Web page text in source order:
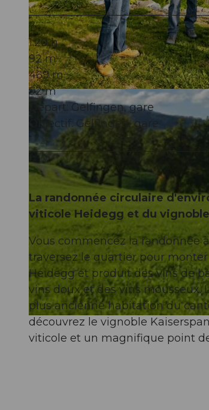
© Seetal Tourismus, Christian Perret, Luzern Tourismus
© Seetal Tourismus, Seetal Tourismus
1:20 h
92 m
469 m
92 m
Départ: Gelfingen, gare
Objectif: Gelfingen, gare
La randonnée circulaire
viticole Heidegg et du
Vous commencez la randonnée
traversez le quartier pour
Heidegg et produit des vins de
vins doux et des vins mousseux.
plus ancienne habitation du
découvrez le vignoble
viticole et un magnifique point